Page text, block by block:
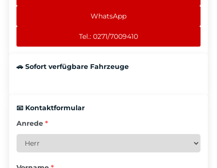
WhatsApp
Tel.: 0271/7009410
🚗 Sofort verfügbare Fahrzeuge
📧 Kontaktformular
Anrede *